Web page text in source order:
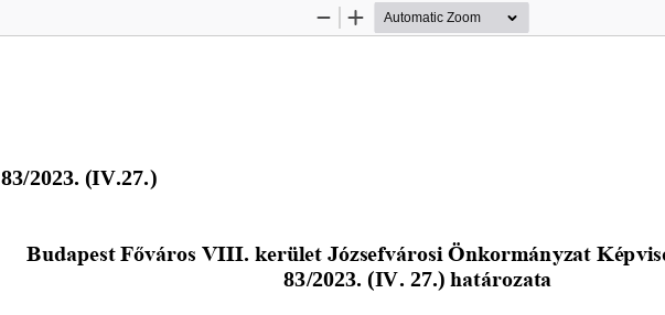
Zoom
Zoom
83/2023. (IV.27.)
Budapest Főváros VIII. kerület Józsefvárosi Önkormányzat
83/2023. (IV. 27.) határozata